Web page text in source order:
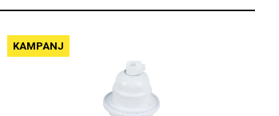
KAMPANJ